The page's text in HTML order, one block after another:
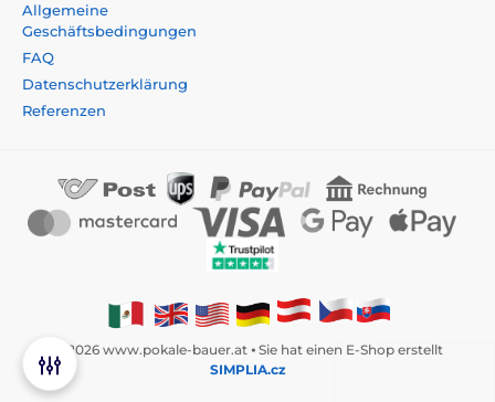
Allgemeine
Geschäftsbedingungen
FAQ
Datenschutzerklärung
Referenzen
© 2026 www.pokale-bauer.at ⦁ Sie hat einen E-Shop erstellt
SIMPLIA.cz